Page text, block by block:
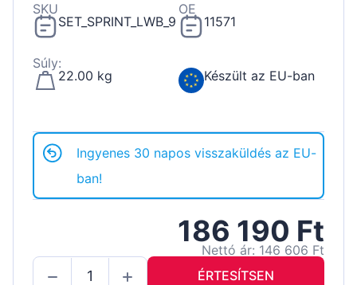
SKU
SET_SPRINT_LWB_9
OE
11571
Súly:
22.00 kg
Készült az EU-ban
Ingyenes 30 napos visszaküldés az EU-
ban!
186 190 Ft
Nettó ár: 146 606 Ft
ÉRTESÍTSEN